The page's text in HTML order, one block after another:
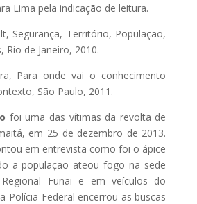
Lima pela indicação de leitura.
Segurança, Território, População,
Rio de Janeiro, 2010.
Para onde vai o conhecimento
São Paulo, 2011.
foi uma das vítimas da revolta de
em 25 de dezembro de 2013.
em entrevista como foi o ápice
a população ateou fogo na sede
Funai e em veículos do
Polícia Federal encerrou as buscas